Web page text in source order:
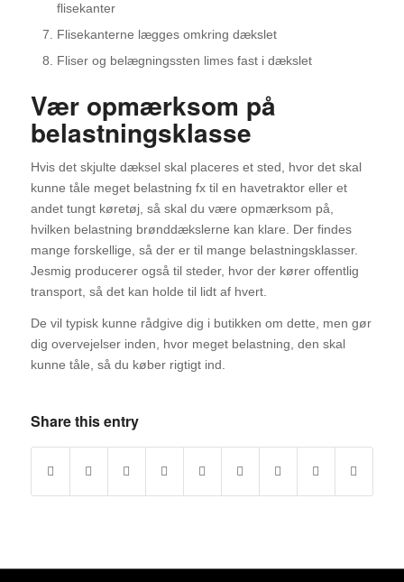
flisekanter
Flisekanterne lægges omkring dækslet
Fliser og belægningssten limes fast i dækslet
Vær opmærksom på
belastningsklasse
Hvis det skjulte dæksel skal placeres et sted, hvor det skal
kunne tåle meget belastning fx til en havetraktor eller et
andet tungt køretøj, så skal du være opmærksom på,
hvilken belastning brønddækslerne kan klare. Der findes
mange forskellige, så der er til mange belastningsklasser.
Jesmig producerer også til steder, hvor der kører offentlig
transport, så det kan holde til lidt af hvert.
De vil typisk kunne rådgive dig i butikken om dette, men gør
dig overvejelser inden, hvor meget belastning, den skal
kunne tåle, så du køber rigtigt ind.
Share this entry